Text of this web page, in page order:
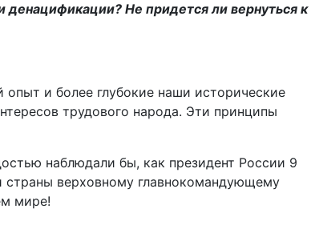
Не придется ли вернуться к
и более глубокие наши исторические
трудового народа. Эти принципы
наблюдали бы, как президент России 9
страны верховному главнокомандующему
мире!